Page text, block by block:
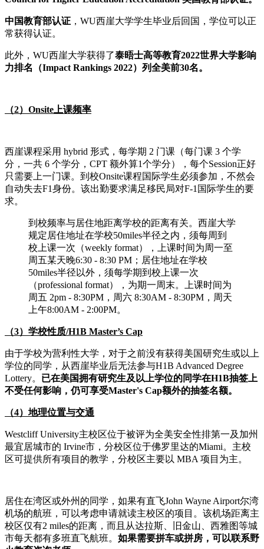
中国教育部认证 ，WU西崖大学学生毕业后回国，学位可以正
常获得认证。
此外，WU西崖大学获得了泰晤士高等教育2022世界大学影响
力排名（Impact Rankings 2022）列全美前30名。
（2）Onsite上课频率
西崖课程采用 hybrid 形式，每学期 2 门课（每门课 3 个学
分，一共 6 个学分，CPT 额外算1个学分），每个Session正好
只需要上一门课。到校Onsite课程国际学生必须参加，不然会
自动失去F1身份。该出勤要求满足移民局对F-1国际学生的要
求。
到校频率与居住地距离学校的距离有关。西崖大学
规定居住地址在学校50miles半径之内，须每周到
校上课一次（weekly format），上课时间为周一至
周五某天晚6:30 - 8:30 PM；居住地址在学校
50miles半径以外，须每学期到校上课一次
（professional format），为期一周末。上课时间为
周五 2pm - 8:30PM，周六 8:30AM - 8:30PM，周天
上午8:00AM - 2:00PM。
（3）学校性质/H1B Master’s Cap
由于学校为营利性大学，对于之前没有获得美国研究生或以上
学位的同学，从西崖毕业后无法参与H1B Advanced Degree
Lottery。 已在美国拥有研究生及以上学位的同学在H1B抽签上
不受任何影响，仍可享受Master's Cap额外的抽签名额。
（4）地理位置与交通
Westcliff University主校区位于被评为全美安全性排第一及加州
最宜居城市的 Irvine市，分校区位于佛罗里达的Miami。主校
区可提供所有项目的教学，分校区主要以 MBA 项目为主。
居住在湾区或外州的同学，如果有直飞John Wayne Airport尔湾
机场的航班，可以考虑申请就读主校区的项目。该机场距离主
校区仅有2 miles的距离，而且从达拉斯、旧金山、西雅图等城
市每天都有多班直飞航班。 如果需要拼车或拼房，可以联系野